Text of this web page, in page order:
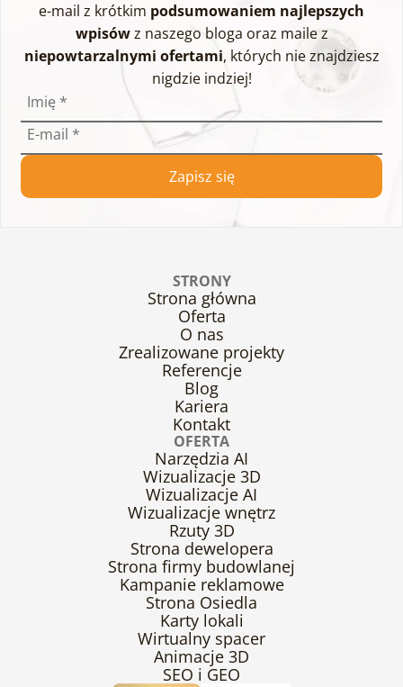
e-mail z krótkim podsumowaniem najlepszych
wpisówz naszego bloga oraz maile z
niepowtarzalnymi ofertami, których nie znajdziesz
nigdzie indziej!
Imię *
E-mail *
Zapisz się
STRONY
Strona główna
Oferta
O nas
Zrealizowane projekty
Referencje
Blog
Kariera
Kontakt
OFERTA
Narzędzia AI
Wizualizacje 3D
Wizualizacje AI
Wizualizacje wnętrz
Rzuty 3D
Strona dewelopera
Strona firmy budowlanej
Kampanie reklamowe
Strona Osiedla
Karty lokali
Wirtualny spacer
Animacje 3D
SEO i GEO